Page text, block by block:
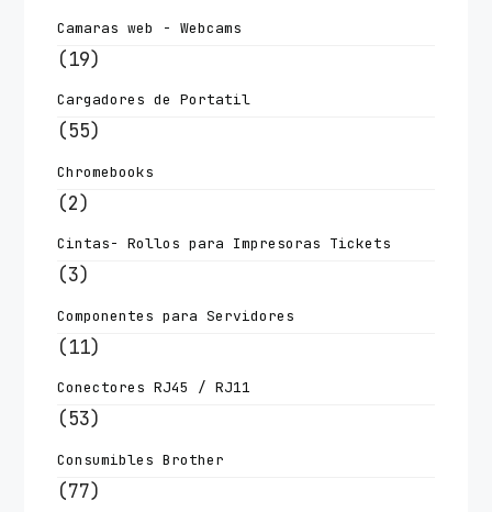
Camaras web - Webcams
(19)
Cargadores de Portatil
(55)
Chromebooks
(2)
Cintas- Rollos para Impresoras Tickets
(3)
Componentes para Servidores
(11)
Conectores RJ45 / RJ11
(53)
Consumibles Brother
(77)